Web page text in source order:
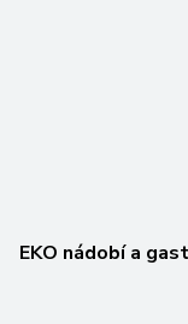
EKO nádobí a